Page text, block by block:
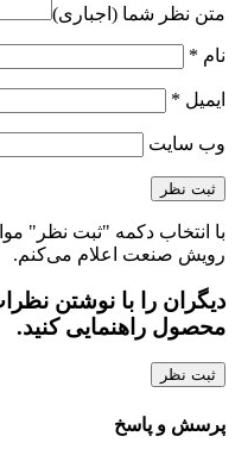
متن نظر شما (اجباری)
نام *
ایمیل *
وب‌ سایت
با انتخاب دکمه "ثبت نظر"
رویش صنعت اعلام می‌کنم.
دیگران را با نوشتن
محصول راهنمایی کنید.
ثبت نظر
پرسش و پاسخ